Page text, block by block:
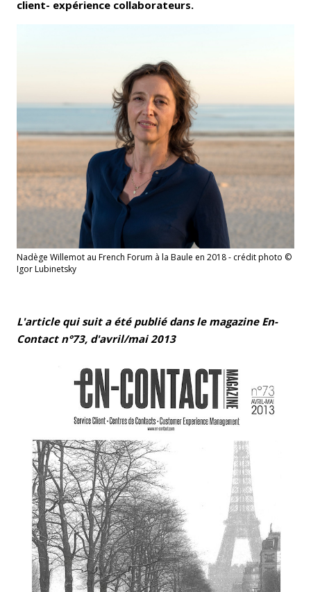
client- expérience collaborateurs.
Nadège Willemot au French Forum à la Baule en 2018 - crédit photo ©
Igor Lubinetsky
L'article qui suit a été publié dans le magazine En-
Contact n°73, d'avril/mai 2013